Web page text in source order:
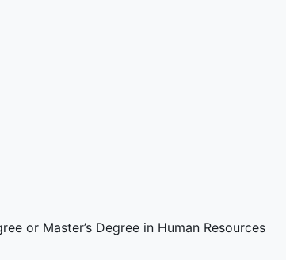
or Master’s Degree in Human Resources